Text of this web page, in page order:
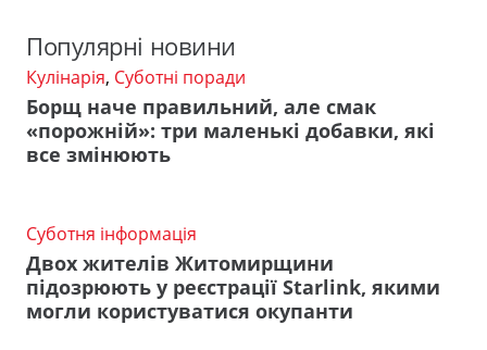
Популярні новини
Кулінарія, Суботні поради
Борщ наче правильний, але смак
«порожній»: три маленькі добавки, які
все змінюють
Суботня інформація
Двох жителів Житомирщини
підозрюють у реєстрації Starlink, якими
могли користуватися окупанти